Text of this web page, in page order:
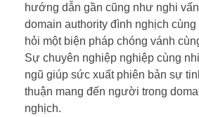
hướng dẫn gần cũng như nghi
domain authority đình nghịch
hỏi một biện pháp chóng vánh
Sự chuyên nghiệp nghiệp cùng
ngũ giúp sức xuất phiên bản sự
thuận mang đến người trong
nghịch.